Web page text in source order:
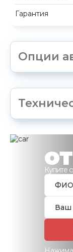
Гарантия
Опции
Купите